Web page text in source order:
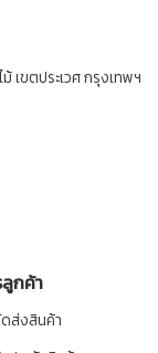
เขตประเวศ กรุงเทพฯ
กค้า
ส่งสินค้า